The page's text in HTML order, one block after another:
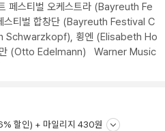
페스티벌 오케스트라 (Bayreuth Fe
스티벌 합창단 (Bayreuth Festival C
Schwarzkopf), 횡엔 (Elisabeth Ho
(Otto Edelmann)
Warner Music
할인) + 마일리지 430원